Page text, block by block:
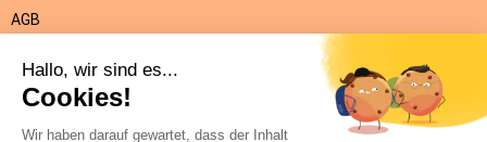
AGB
Rückgabe
Datenschutz